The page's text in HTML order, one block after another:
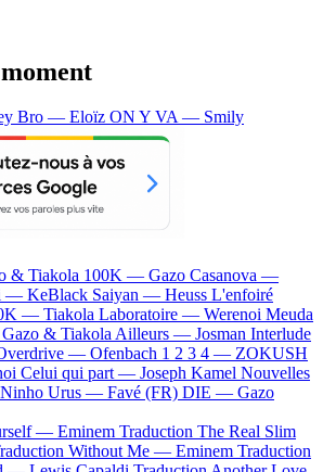
Bro — Eloïz ON Y VA — Smily
& Tiakola 100K — Gazo Casanova —
— KeBlack Saiyan — Heuss L'enfoiré
— Tiakola Laboratoire — Werenoi Meuda
Gazo & TiakolaAilleurs — Josman Interlude
— Ofenbach 1 2 3 4 — ZOKUSH
Celui qui part — Joseph Kamel Nouvelles
Ninho Urus — Favé (FR) DIE — Gazo
— Eminem Traduction The Real Slim
Without Me — Eminem Traduction